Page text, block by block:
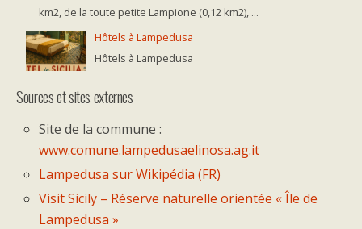
km2, de la toute petite Lampione (0,12 km2), ...
Hôtels à Lampedusa
Hôtels à Lampedusa
Sources et sites externes
Site de la commune :
www.comune.lampedusaelinosa.ag.it
Lampedusa sur Wikipédia (FR)
Visit Sicily – Réserve naturelle orientée « Île de
Lampedusa »